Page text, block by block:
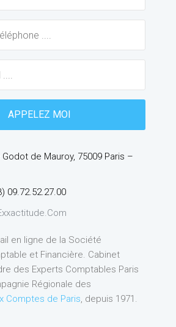
de Mauroy, 75009 Paris –
09.72.52.27.00
en ligne de la Société
et Financière. Cabinet
des Experts Comptables Paris
Régionale des
Comptes de Paris, depuis 1971.